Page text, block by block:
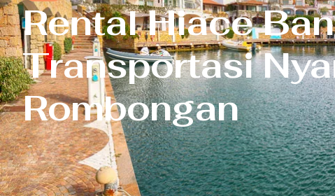
Rental Hiace
Transportasi
Rombongan